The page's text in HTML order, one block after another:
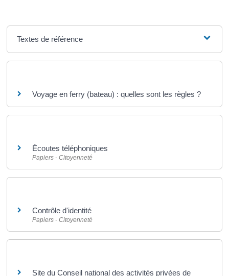
Textes de référence
Voyage en ferry (bateau) : quelles sont les règles ?
Écoutes téléphoniques
Papiers - Citoyenneté
Contrôle d'identité
Papiers - Citoyenneté
Site du Conseil national des activités privées de